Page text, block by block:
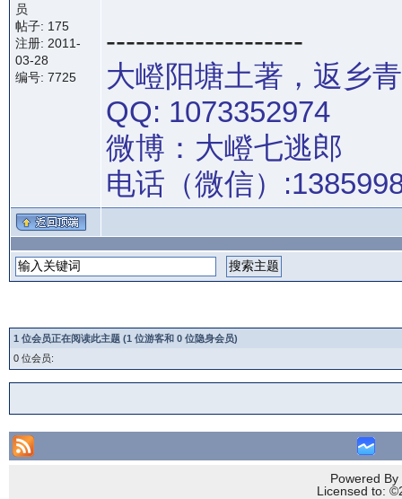
员
帖子: 175
注册: 2011-
03-28
编号: 7725
--------------------
大嶝阳塘土著，返乡
QQ: 1073352974
微博：大嶝七逃郎
电话（微信）
1 位会员正在阅读此主题 (1 位游客和 0 位隐身会员)
0 位会员:
Powered
Licensed to: